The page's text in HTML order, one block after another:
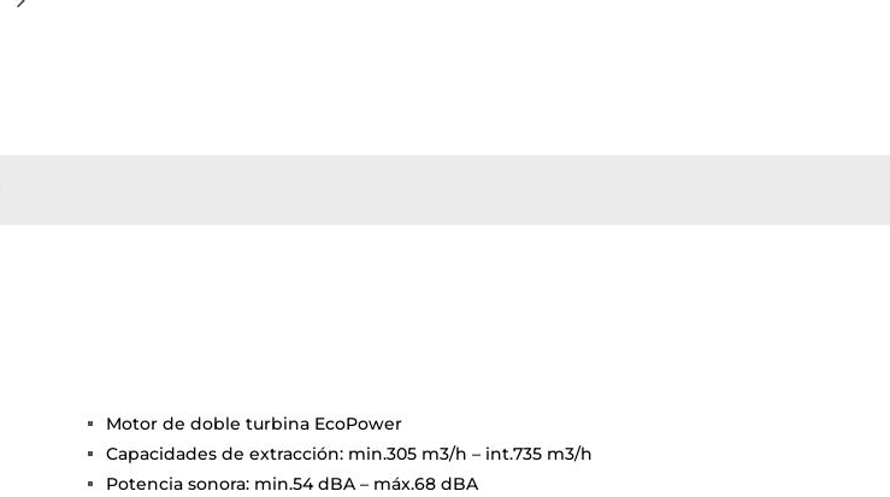
Motor de doble turbina EcoPower
Capacidades de extracción: min.305 m3/h – int.735 m3/h
Potencia sonora: min.54 dBA – máx.68 dBA